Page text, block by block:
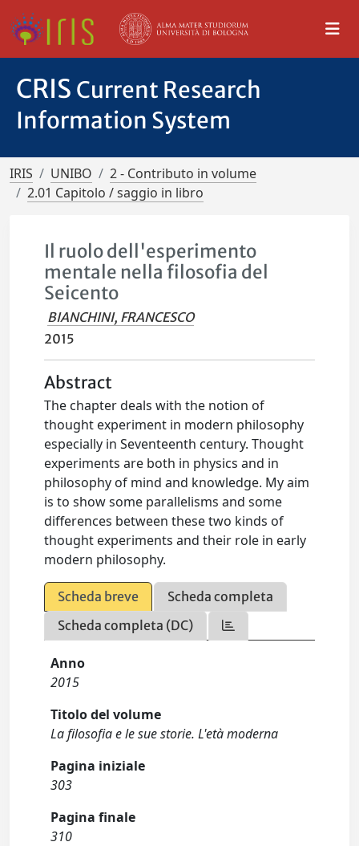
CRIS Current Research
Information System
IRIS UNIBO
2 - Contributo in volume
2.01 Capitolo / saggio in libro
Il ruolo dell'esperimento
mentale nella filosofia del
Seicento
BIANCHINI, FRANCESCO
2015
Abstract
The chapter deals with the notion of
thought experiment in modern philosophy
especially in Seventeenth century. Thought
experiments are both in physics and in
philosophy of mind and knowledge. My aim
is to show some parallelisms and some
differences between these two kinds of
thought experiments and their role in early
modern philosophy.
Scheda breve
Scheda completa
Scheda completa (DC)
Anno
2015
Titolo del volume
La filosofia e le sue storie. L'età moderna
Pagina iniziale
303
Pagina finale
310